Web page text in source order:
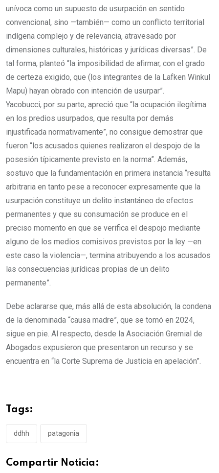
unívoca como un supuesto de usurpación en sentido
convencional, sino —también— como un conflicto territorial
indígena complejo y de relevancia, atravesado por
dimensiones culturales, históricas y jurídicas diversas”. De
tal forma, planteó “la imposibilidad de afirmar, con el grado
de certeza exigido, que (los integrantes de la Lafken Winkul
Mapu) hayan obrado con intención de usurpar”.
Yacobucci, por su parte, apreció que “la ocupación ilegítima
en los predios usurpados, que resulta por demás
injustificada normativamente”, no consigue demostrar que
fueron “los acusados quienes realizaron el despojo de la
posesión típicamente previsto en la norma”. Además,
sostuvo que la fundamentación en primera instancia “resulta
arbitraria en tanto pese a reconocer expresamente que la
usurpación constituye un delito instantáneo de efectos
permanentes y que su consumación se produce en el
preciso momento en que se verifica el despojo mediante
alguno de los medios comisivos previstos por la ley —en
este caso la violencia—, termina atribuyendo a los acusados
las consecuencias jurídicas propias de un delito
permanente”.
Debe aclararse que, más allá de esta absolución, la condena
de la denominada “causa madre”, que se tomó en 2024,
sigue en pie. Al respecto, desde la Asociación Gremial de
Abogados expusieron que presentaron un recurso y se
encuentra en “la Corte Suprema de Justicia en apelación”.
Tags:
ddhh patagonia
Compartir Noticia: